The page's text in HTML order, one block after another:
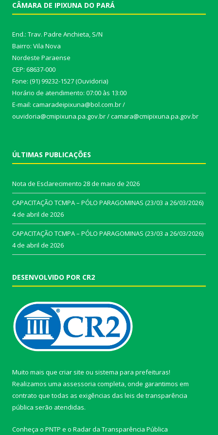
CÂMARA DE IPIXUNA DO PARÁ
End.: Trav. Padre Anchieta, S/N
Bairro: Vila Nova
Nordeste Paraense
CEP: 68637-000
Fone: (91) 99232-1527 (Ouvidoria)
Horário de atendimento: 07:00 às 13:00
E-mail: camaradeipixuna@bol.com.br /
ouvidoria@cmipixuna.pa.gov.br / camara@cmipixuna.pa.gov.br
ÚLTIMAS PUBLICAÇÕES
Nota de Esclarecimento 28 de maio de 2026
CAPACITAÇÃO TCMPA – PÓLO PARAGOMINAS (23/03 a 26/03/2026)
4 de abril de 2026
CAPACITAÇÃO TCMPA – PÓLO PARAGOMINAS (23/03 a 26/03/2026)
4 de abril de 2026
DESENVOLVIDO POR CR2
Muito mais que criar site ou sistema para prefeituras!
Realizamos uma assessoria completa, onde garantimos em
contrato que todas as exigências das leis de transparência
pública serão atendidas.
Conheça o PNTP e o Radar da Transparência Pública